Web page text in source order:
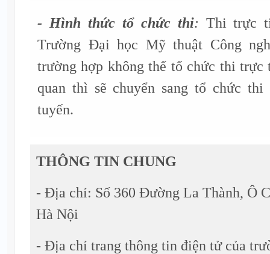
- Hình thức tổ chức thi: Thi trực
Trường Đại học Mỹ thuật Công
trường hợp không thể tổ chức thi trực
quan thì sẽ chuyển sang tổ chức
tuyến.
THÔNG TIN CHUNG
- Địa chỉ: Số 360 Đường La Thành, Ô
Hà Nội
- Địa chỉ trang thông tin điện tử của